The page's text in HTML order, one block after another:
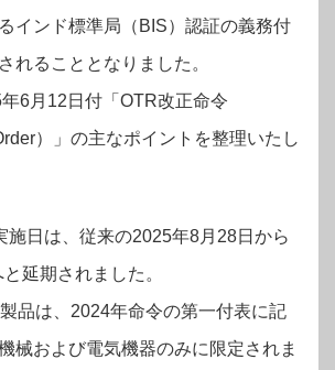
インド標準局（BIS）認証の義務付
れることとなりました。
6月12日付「OTR改正命令
）」の主なポイントを整理いたし
施日は、従来の2025年8月28日から
延期されました。
品は、2024年命令の第一付表に記
械および電気機器のみに限定されま